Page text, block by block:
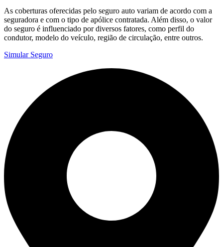
As coberturas oferecidas pelo seguro auto variam de acordo com a
seguradora e com o tipo de apólice contratada. Além disso, o valor
do seguro é influenciado por diversos fatores, como perfil do
condutor, modelo do veículo, região de circulação, entre outros.
Simular Seguro